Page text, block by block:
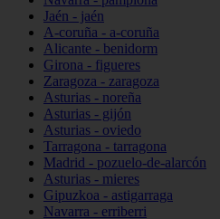
Jaén - jaén
A-coruña - a-coruña
Alicante - benidorm
Girona - figueres
Zaragoza - zaragoza
Asturias - noreña
Asturias - gijón
Asturias - oviedo
Tarragona - tarragona
Madrid - pozuelo-de-alarcón
Asturias - mieres
Gipuzkoa - astigarraga
Navarra - erriberri